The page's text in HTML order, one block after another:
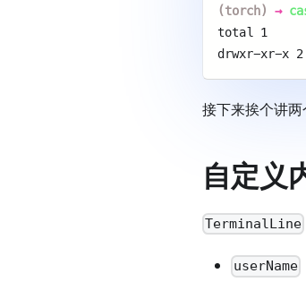
(torch) →
total 1
drwxr-xr-x
接下来挨个讲
自定义
TerminalLine
userName